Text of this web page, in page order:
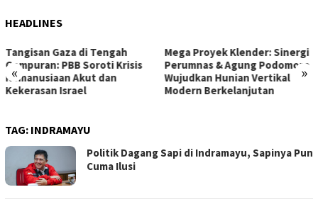
HEADLINES
« »
Mega Proyek Klender: Sinergi
Perumnas & Agung Podomoro
Wujudkan Hunian Vertikal
Modern Berkelanjutan
Dari Ambang Putus Sekolah
ke Gerbang Beasiswa: Kisah
Inspiratif Anna di Sekolah
Rakyat
TAG: INDRAMAYU
Politik Dagang Sapi di Indramayu, Sapinya Pun
Cuma Ilusi